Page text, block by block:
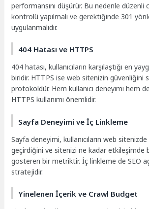
performansını düşürür. Bu nedenle düzenli
kontrolü yapılmalı ve gerektiğinde 301
uygulanmalıdır.
404 Hatası ve HTTPS
404 hatası, kullanıcıların karşılaştığı en
biridir. HTTPS ise web sitenizin güvenliğini
protokoldür. Hem kullanıcı deneyimi hem de
HTTPS kullanımı önemlidir.
Sayfa Deneyimi ve İç Linkleme
Sayfa deneyimi, kullanıcıların web
geçirdiğini ve sitenizi ne kadar etkileşimde
gösteren bir metriktir. İç linkleme de SEO
stratejidir.
Yinelenen İçerik ve Crawl Budget